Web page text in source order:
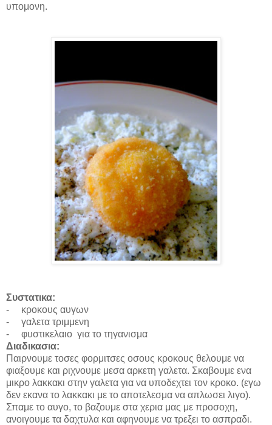
υπομονη.
Συστατικα:
-
κροκους αυγων
-
γαλετα τριμμενη
-
φυστικελαιο για το τηγανισμα
Διαδικασια:
Παιρνουμε τοσες φορμιτσες οσους κροκους θελουμε να
φιαξουμε και ριχνουμε μεσα αρκετη γαλετα. Σκαβουμε ενα
μικρο λακκακι στην γαλετα για να υποδεχτει τον κροκο. (εγω
δεν εκανα το λακκακι με το αποτελεσμα να απλωσει λιγο).
Σπαμε το αυγο, το βαζουμε στα χερια μας με προσοχη,
ανοιγουμε τα δαχτυλα και αφηνουμε να τρεξει το ασπραδι.